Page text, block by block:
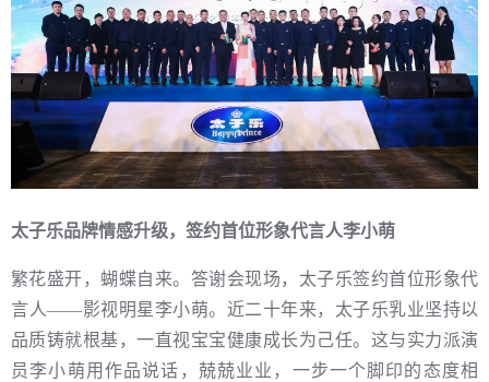
太子乐品牌情感升级，签约首位形象代言人李小萌
繁花盛开，蝴蝶自来。答谢会现场，太子乐签约首位形象代
言人——影视明星李小萌。近二十年来，太子乐乳业坚持以
品质铸就根基，一直视宝宝健康成长为己任。这与实力派演
员李小萌用作品说话，兢兢业业，一步一个脚印的态度相